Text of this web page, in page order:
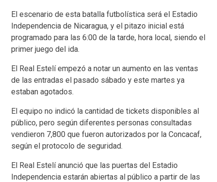
El escenario de esta batalla futbolística será el Estadio
Independencia de Nicaragua, y el pitazo inicial está
programado para las 6:00 de la tarde, hora local, siendo el
primer juego del ida.
El Real Estelí empezó a notar un aumento en las ventas
de las entradas el pasado sábado y este martes ya
estaban agotados.
El equipo no indicó la cantidad de tickets disponibles al
público, pero según diferentes personas consultadas
vendieron 7,800 que fueron autorizados por la Concacaf,
según el protocolo de seguridad.
El Real Estelí anunció que las puertas del Estadio
Independencia estarán abiertas al público a partir de las